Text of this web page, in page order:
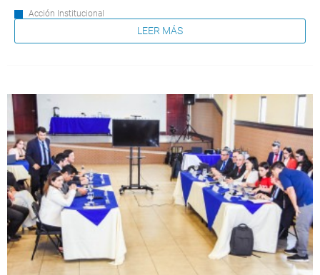
Acción Institucional
LEER MÁS